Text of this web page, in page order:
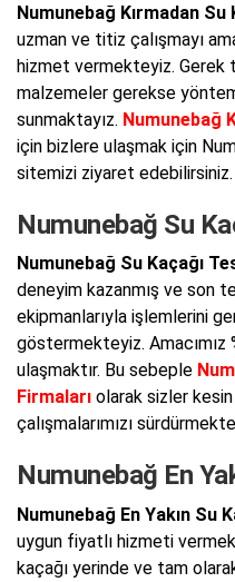
Numunebağ Kırmadan Su
uzman ve titiz çalışmayı
hizmet vermekteyiz. Gerek
malzemeler gerekse
sunmaktayız. Numunebağ
için bizlere ulaşmak için
sitemizi ziyaret edebilirsiniz.
Numunebağ Su
Numunebağ Su Kaçağı
deneyim kazanmış ve son
ekipmanlarıyla işlemlerini
göstermekteyiz.
ulaşmaktır. Bu sebeple
Firmaları olarak sizler
çalışmalarımızı
Numunebağ En
Numunebağ En Yakın Su
uygun fiyatlı hizmeti vermek
kaçağı yerinde ve tam